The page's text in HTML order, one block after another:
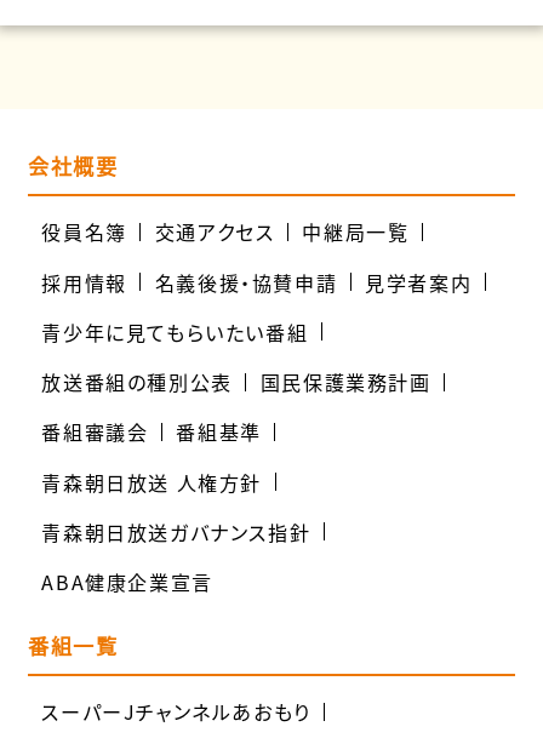
会社概要
役員名簿 交通アクセス
中継局一覧
採用情報
名義後援・協賛申請
見学者案内
青少年に見てもらいたい番組
放送番組の種別公表
国民保護業務計画
番組審議会
番組基準
青森朝日放送 人権方針
青森朝日放送ガバナンス指針
ABA健康企業宣言
番組一覧
スーパーJチャンネルあおもり